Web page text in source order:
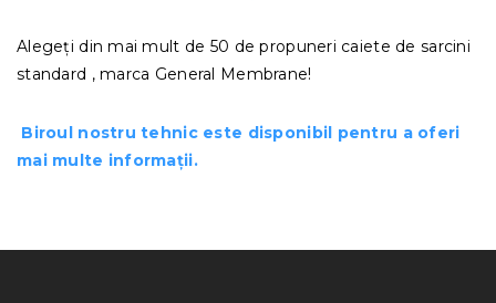
Alegeți din mai mult de 50 de propuneri caiete de sarcini
standard , marca General Membrane!
Biroul nostru tehnic este disponibil pentru a oferi
mai multe informații.